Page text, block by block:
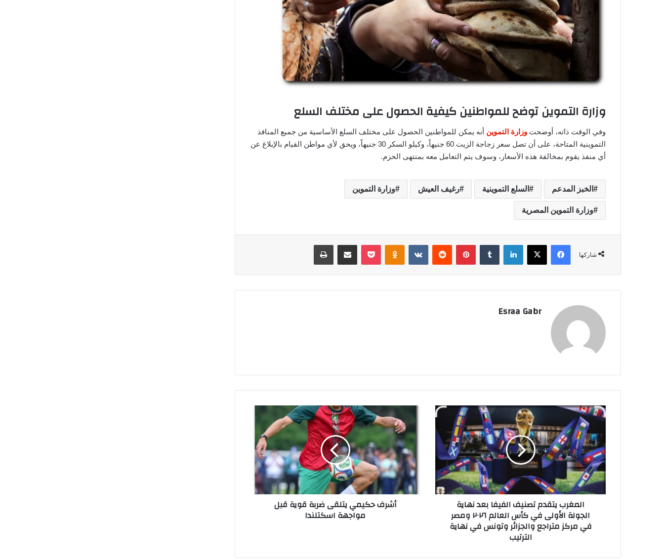
وزارة التموين توضح للمواطنين كيفية الحصول على مختلف السلع
وفي الوقت ذاته، أوضحت وزارة التموين أنه يمكن للمواطنين الحصول على مختلف السلع الأساسية من جميع المنافذ
التموينية المتاحة، على أن تصل سعر زجاجة الزيت 60 جنيهاً، وكيلو السكر 30 جنيهاً، ويحق لأي مواطن القيام بالإبلاغ عن
أي منفذ يقوم بمخالفة هذه الأسعار، وسوف يتم التعامل معه بمنتهى الحزم.
الخبز المدعم السلع التموينية رغيف العيش وزارة التموين
وزارة التموين المصرية
شاركها
فيسبوك ‫X لينكدإن بينتيريست
Esraa Gabr
ا
ل
ر
ب
ي
ت
ق
المغرب يتقدم تصنيف الفيفا بعد نهاية
الجولة الأولى في كأس العالم ٢٠٢٦ ومصر
في مركز متراجع والجزائر وتونس في نهاية
الترتيب
ي
أشرف حكيمي يتلقى ضربة قوية قبل
مواجهة اسكتلندا